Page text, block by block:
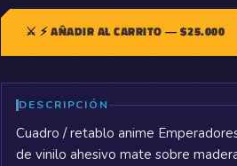
⚔️⚡ AÑADIR AL CARRITO — $25.000
DESCRIPCIÓN
Cuadro / retablo anime
de vinilo ahesivo mate sobre